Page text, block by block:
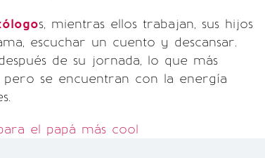
s, mientras ellos trabajan, sus hijos
escuchar un cuento y descansar.
de su jornada, lo que más
se encuentran con la energía
el papá más cool